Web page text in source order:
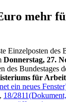
mehr
Einzelposten des
Donnerstag, 27.
des Bundestages
für Arbeit
ein neues
, 18/2811